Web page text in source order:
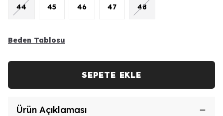
44 45 46 47 48
Beden Tablosu
SEPETE EKLE
Ürün Açıklaması